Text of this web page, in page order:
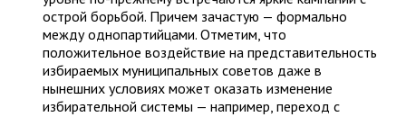
острой борьбой. Причем зачастую — формально
между однопартийцами. Отметим, что
положительное воздействие на представительность
избираемых муниципальных советов даже в
нынешних условиях может оказать изменение
избирательной системы — например, переход с